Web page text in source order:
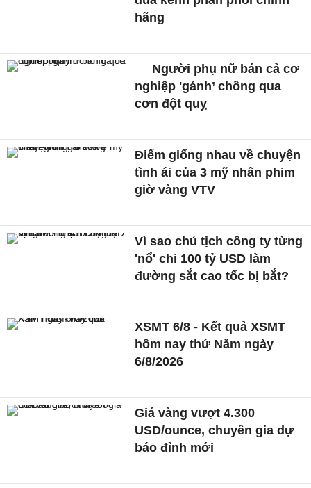
hãng
Người phụ nữ bán cả cơ
nghiệp 'gánh’ chồng qua
cơn đột quỵ
Điểm giống nhau về chuyện
tình ái của 3 mỹ nhân phim
giờ vàng VTV
Vì sao chủ tịch công ty từng
'nổ' chi 100 tỷ USD làm
đường sắt cao tốc bị bắt?
XSMT 6/8 - Kết quả XSMT
hôm nay thứ Năm ngày
6/8/2026
Giá vàng vượt 4.300
USD/ounce, chuyên gia dự
báo đỉnh mới